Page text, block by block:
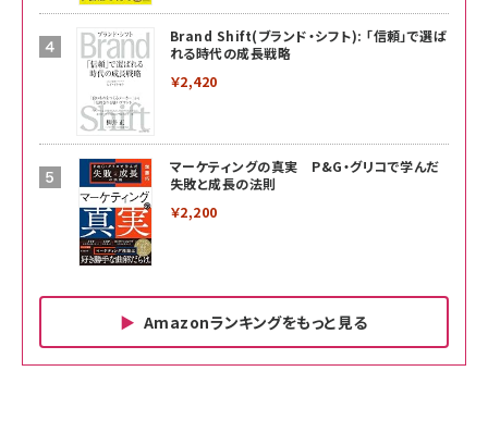
Brand Shift(ブランド・シフト): 「信頼」で選ば
れる時代の成長戦略
￥2,420
マーケティングの真実 P&G・グリコで学んだ
失敗と成長の法則
￥2,200
Amazonランキングをもっと見る